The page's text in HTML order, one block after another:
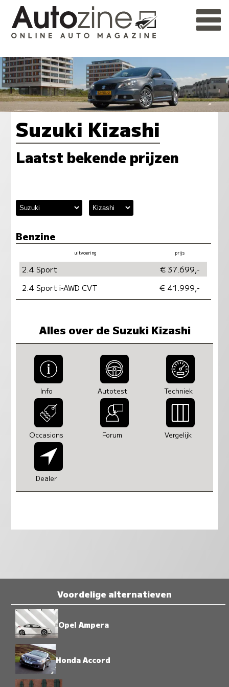
Suzuki Kizashi
Laatst bekende prijzen
Benzine
uitvoering prijs
2.4 Sport
€ 37.699,-
2.4 Sport i-AWD CVT
€ 41.999,-
Alles over de Suzuki Kizashi
Info Autotest Techniek
Occasions Forum Vergelijk
Dealer
Voordelige alternatieven
Opel Ampera
Honda Accord